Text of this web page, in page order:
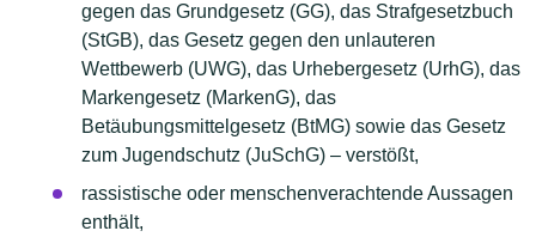
gegen das Grundgesetz (GG), das Strafgesetzbuch
(StGB), das Gesetz gegen den unlauteren
Wettbewerb (UWG), das Urhebergesetz (UrhG), das
Markengesetz (MarkenG), das
Betäubungsmittelgesetz (BtMG) sowie das Gesetz
zum Jugendschutz (JuSchG) – verstößt,
rassistische oder menschenverachtende Aussagen
enthält,